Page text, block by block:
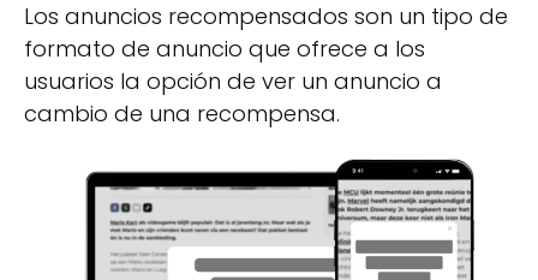
Los anuncios recompensados ​​son un tipo de
formato de anuncio que ofrece a los
usuarios la opción de ver un anuncio a
cambio de una recompensa.